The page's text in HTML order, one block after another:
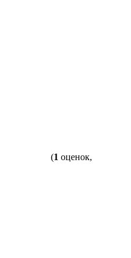
(1 оценок,